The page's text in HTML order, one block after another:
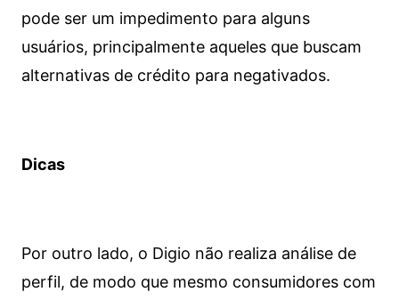
pode ser um impedimento para alguns
usuários, principalmente aqueles que buscam
alternativas de crédito para negativados.
Dicas
Por outro lado, o Digio não realiza análise de
perfil, de modo que mesmo consumidores com